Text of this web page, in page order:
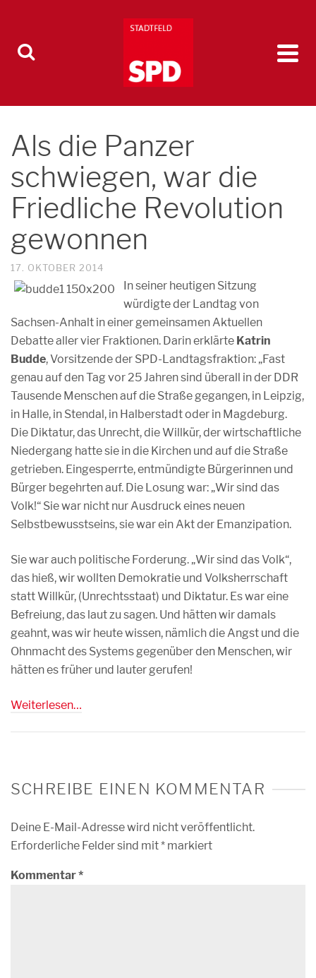
Als die Panzer
schwiegen, war die
Friedliche Revolution
gewonnen
17. OKTOBER 2014
In seiner heutigen Sitzung
würdigte der Landtag von
Sachsen-Anhalt in einer gemeinsamen Aktuellen
Debatte aller vier Fraktionen. Darin erklärte Katrin
Budde, Vorsitzende der SPD-Landtagsfraktion: „Fast
genau auf den Tag vor 25 Jahren sind überall in der DDR
Tausende Menschen auf die Straße gegangen, in Leipzig,
in Halle, in Stendal, in Halberstadt oder in Magdeburg.
Die Diktatur, das Unrecht, die Willkür, der wirtschaftliche
Niedergang hatte sie in die Kirchen und auf die Straße
getrieben. Eingesperrte, entmündigte Bürgerinnen und
Bürger begehrten auf. Die Losung war: „Wir sind das
Volk!“ Sie war nicht nur Ausdruck eines neuen
Selbstbewusstseins, sie war ein Akt der Emanzipation.
Sie war auch politische Forderung. „Wir sind das Volk“,
das hieß, wir wollten Demokratie und Volksherrschaft
statt Willkür, (Unrechtsstaat) und Diktatur. Es war eine
Befreiung, das laut zu sagen. Und hätten wir damals
geahnt, was wir heute wissen, nämlich die Angst und die
Ohnmacht des Systems gegenüber den Menschen, wir
hätten es früher und lauter gerufen!
Weiterlesen…
SCHREIBE EINEN KOMMENTAR
Deine E-Mail-Adresse wird nicht veröffentlicht.
Erforderliche Felder sind mit* markiert
Kommentar*